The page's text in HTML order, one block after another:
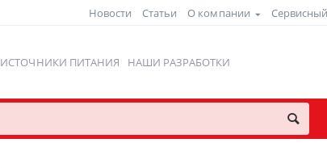
Новости Статьи О компании
ИСТОЧНИКИ ПИТАНИЯ НАШИ РАЗРАБОТКИ